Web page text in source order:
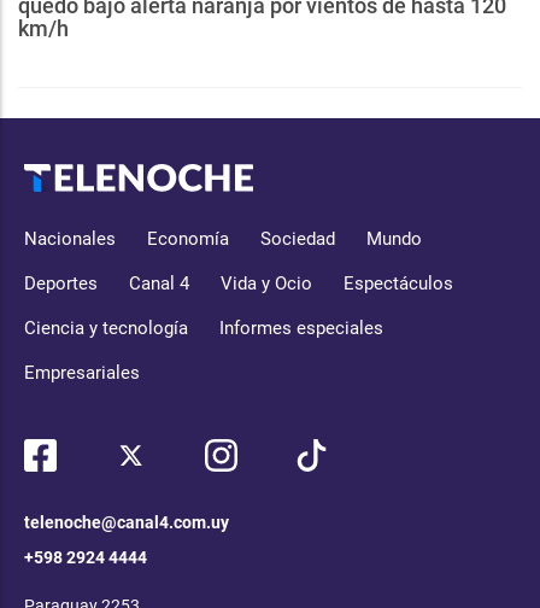
quedó bajo alerta naranja por vientos de hasta 120
km/h
Nacionales Economía Sociedad Mundo
Deportes Canal 4 Vida y Ocio Espectáculos
Ciencia y tecnología Informes especiales
Empresariales
telenoche@canal4.com.uy
+598 2924 4444